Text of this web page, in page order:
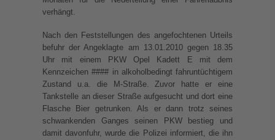
verhängt.
Nach den Feststellungen des angefochtenen Urteils
befuhr der Angeklagte am 13.01.2010 gegen 18.35
Uhr mit einem PKW Opel Kadett E mit dem
Kennzeichen #### in alkoholbedingt fahruntüchtigem
Zustand u.a. die M-Straße. Zuvor hatte er eine
Tankstelle an dieser Straße aufgesucht und dort eine
Flasche Bier getrunken. Als er dann trotz seines
schwankenden Ganges seinen PKW bestieg und
damit davonfuhr, wurde die Polizei informiert, die ihn